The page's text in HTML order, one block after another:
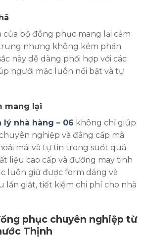
của bộ đồng phục mang lại cảm
nhưng không kém phần
này dễ dàng phối hợp với các
người mặc luôn nổi bật và tự
mang lại
nhà hàng – 06 không chỉ giúp
nghiệp và đẳng cấp mà
mái và tự tin trong suốt quá
liệu cao cấp và đường may tinh
luôn giữ được form dáng và
lần giặt, tiết kiệm chi phí cho nhà
phục chuyên nghiệp từ
Thịnh